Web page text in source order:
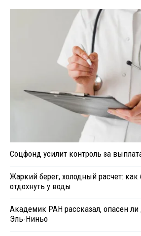
Соцфонд усилит контроль за
Жаркий берег, холодный расчет: как
отдохнуть у воды
Академик РАН рассказал, опасен ли
Эль-Ниньо